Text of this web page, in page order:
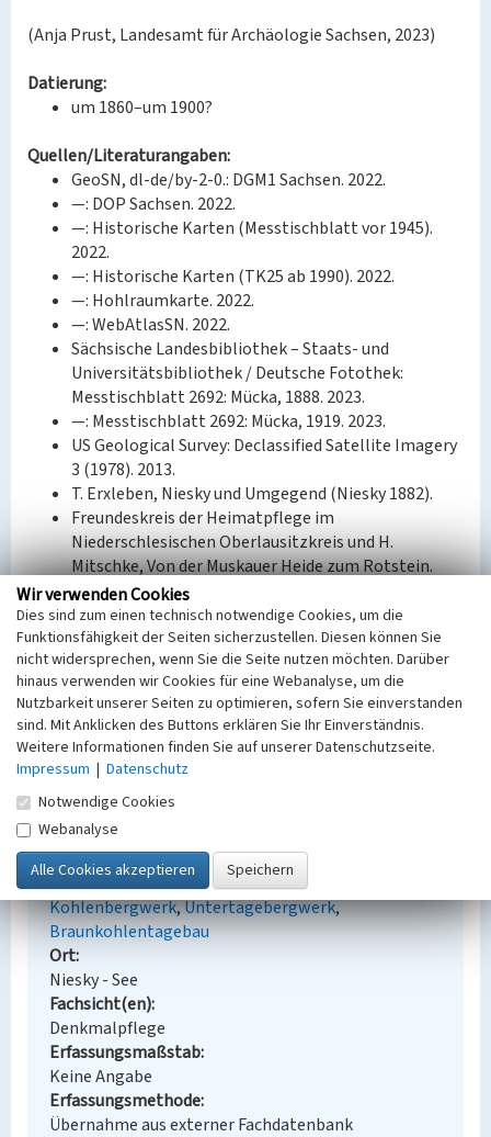
(Anja Prust, Landesamt für Archäologie Sachsen, 2023)
Datierung:
um 1860–um 1900?
Quellen/Literaturangaben:
GeoSN, dl-de/by-2-0.: DGM1 Sachsen. 2022.
—: DOP Sachsen. 2022.
—: Historische Karten (Messtischblatt vor 1945).
2022.
—: Historische Karten (TK25 ab 1990). 2022.
—: Hohlraumkarte. 2022.
—: WebAtlasSN. 2022.
Sächsische Landesbibliothek – Staats- und
Universitätsbibliothek / Deutsche Fotothek:
Messtischblatt 2692: Mücka, 1888. 2023.
—: Messtischblatt 2692: Mücka, 1919. 2023.
US Geological Survey: Declassified Satellite Imagery
3 (1978). 2013.
T. Erxleben, Niesky und Umgegend (Niesky 1882).
Freundeskreis der Heimatpflege im
Niederschlesischen Oberlausitzkreis und H.
Mitschke, Von der Muskauer Heide zum Rotstein.
Heimatbuch des Niederschlesischen
Oberlausitzkreises (Bautzen 2007).
R. Pohl, Heimatbuch des Kreises Rothenburg O.L. für
Schule und Haus (Weißwasser 1924).
Bauherr / Auftraggeber:
--
BKM-Nummer:
Zeche Moholz
Schlagwörter
Kohlenbergwerk Untertagebergwerk
Braunkohlentagebau
Ort
Niesky - See
Fachsicht(en)
Denkmalpflege
Erfassungsmaßstab
Keine Angabe
Erfassungsmethode
Übernahme aus externer Fachdatenbank
Wir verwenden Cookies
Dies sind zum einen technisch notwendige Cookies, um die
Funktionsfähigkeit der Seiten sicherzustellen. Diesen können Sie
nicht widersprechen, wenn Sie die Seite nutzen möchten. Darüber
hinaus verwenden wir Cookies für eine Webanalyse, um die
Nutzbarkeit unserer Seiten zu optimieren, sofern Sie einverstanden
sind. Mit Anklicken des Buttons erklären Sie Ihr Einverständnis.
Weitere Informationen finden Sie auf unserer Datenschutzseite.
Impressum | Datenschutz
Notwendige Cookies
Webanalyse